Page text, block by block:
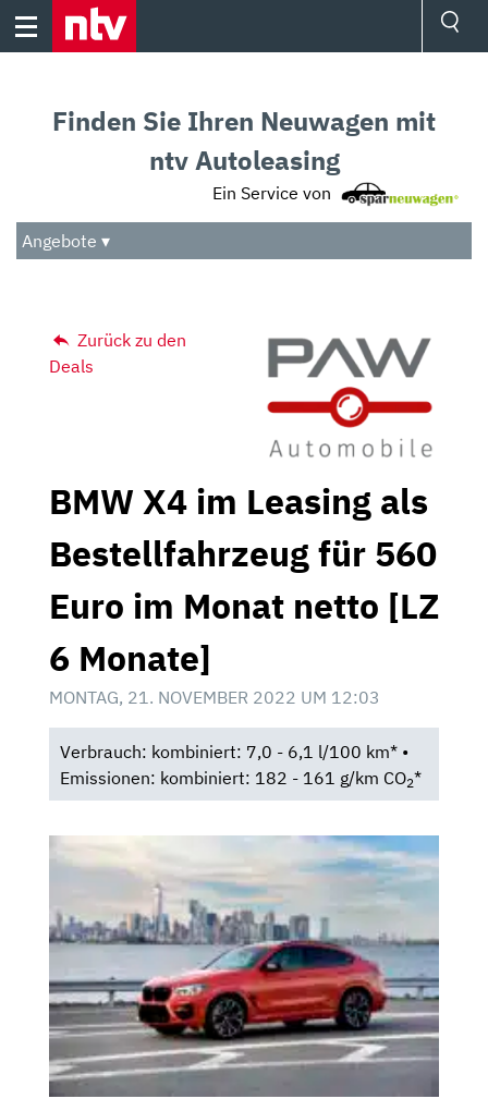
Skip
Audio
Das Beste
Finden Sie Ihren Neuwagen mit
ntv Autoleasing
Ein Service von
Angebote ▾
Zurück zu den
Deals
BMW X4 im Leasing als
Bestellfahrzeug für 560
Euro im Monat netto [LZ
6 Monate]
MONTAG, 21. NOVEMBER 2022 UM 12:03
Verbrauch: kombiniert: 7,0 - 6,1 l/100 km* •
Emissionen: kombiniert: 182 - 161 g/km CO2*